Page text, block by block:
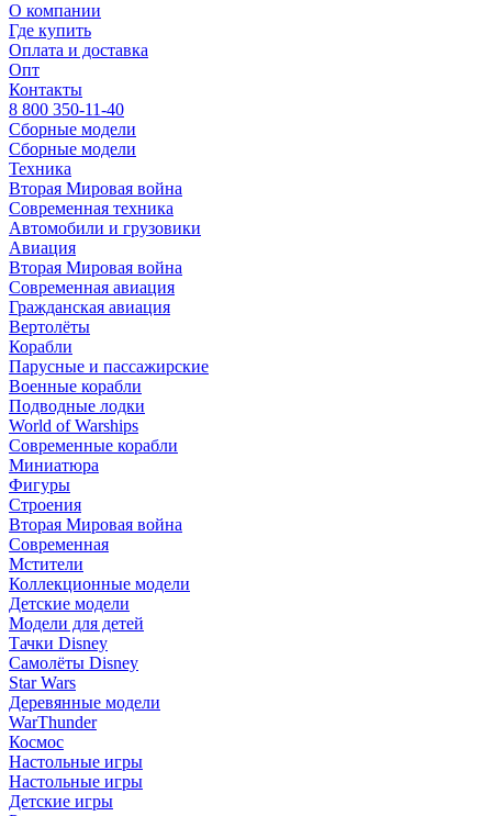
О компании
Где купить
Оплата и доставка
Опт
Контакты
8 800 350-11-40
Сборные модели
Сборные модели
Техника
Вторая Мировая война
Современная техника
Автомобили и грузовики
Авиация
Вторая Мировая война
Современная авиация
Гражданская авиация
Вертолёты
Корабли
Парусные и пассажирские
Военные корабли
Подводные лодки
World of Warships
Современные корабли
Миниатюра
Фигуры
Строения
Вторая Мировая война
Современная
Мстители
Коллекционные модели
Детские модели
Модели для детей
Тачки Disney
Самолёты Disney
Star Wars
Деревянные модели
WarThunder
Космос
Настольные игры
Настольные игры
Детские игры